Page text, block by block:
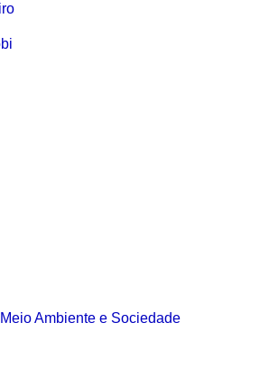
Ambiente e Sociedade